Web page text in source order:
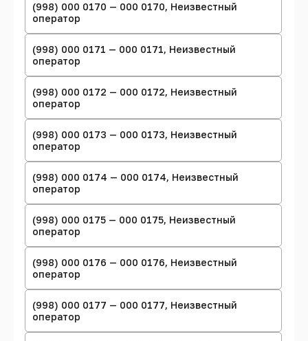
(998) 000 0170 — 000 0170, Неизвестный
оператор
(998) 000 0171 — 000 0171, Неизвестный
оператор
(998) 000 0172 — 000 0172, Неизвестный
оператор
(998) 000 0173 — 000 0173, Неизвестный
оператор
(998) 000 0174 — 000 0174, Неизвестный
оператор
(998) 000 0175 — 000 0175, Неизвестный
оператор
(998) 000 0176 — 000 0176, Неизвестный
оператор
(998) 000 0177 — 000 0177, Неизвестный
оператор